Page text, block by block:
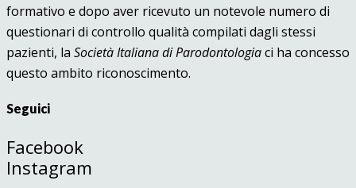
formativo e dopo aver ricevuto un notevole numero di
questionari di controllo qualità compilati dagli stessi
pazienti, la Società Italiana di Parodontologiaci ha concesso
questo ambito riconoscimento.
Seguici
Facebook
Instagram